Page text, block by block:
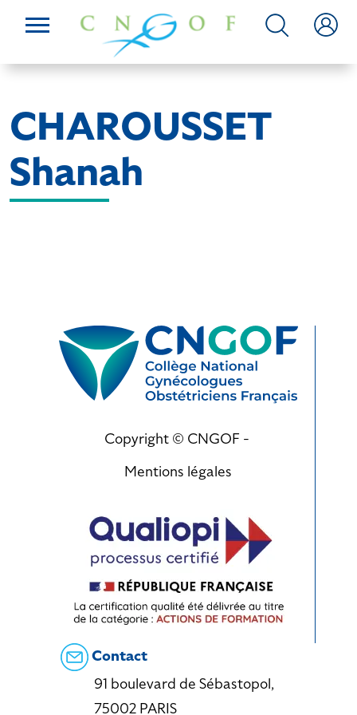
CHAROUSSET
Shanah
Copyright © CNGOF -
Mentions légales
Contact
91 boulevard de Sébastopol,
75002 PARIS